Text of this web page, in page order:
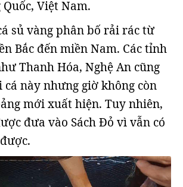
Việt Nam.
sủ vàng phân bố rải rác từ
Bắc đến miền Nam. Các tỉnh
Thanh Hóa, Nghệ An cũng
này nhưng giờ không còn
mới xuất hiện. Tuy nhiên,
đưa vào Sách Đỏ vì vẫn có